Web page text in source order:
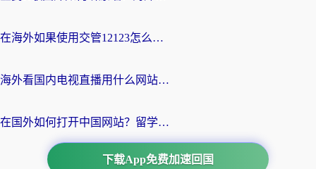
在海外如果使用交管12123怎么处理？留学生亲测有效的回国加速方案
海外看国内电视直播用什么网站比较好？一篇解决你所有追剧难题的实用指南
在国外如何打开中国网站？留学生与海外华人的无缝访问指南
下载App免费加速回国